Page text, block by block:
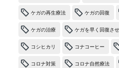
ケガの再生療法 ケガの回復
ケガの治療 ケガを早く回復さ
コシヒカリ コナコーヒー
コロナ対策 コロナ自然療法